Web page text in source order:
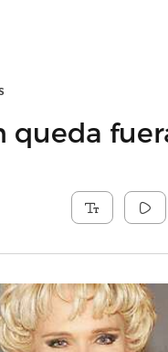
queda